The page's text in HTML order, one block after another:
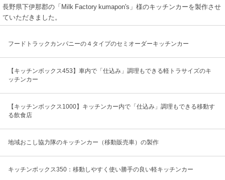
長野県下伊那郡の「Milk Factory kumapon's」様のキッチンカーを製作させ
ていただきました。
フードトラックカンパニーの４タイプのセミオーダーキッチンカー
【キッチンボックス453】車内で「仕込み」調理もできる軽トラサイズのキ
ッチンカー
【キッチンボックス1000】キッチンカー内で「仕込み」調理もできる移動す
る飲食店
地域おこし協力隊のキッチンカー（移動販売車）の製作
キッチンボックス350：移動しやすく使い勝手の良い軽キッチンカー